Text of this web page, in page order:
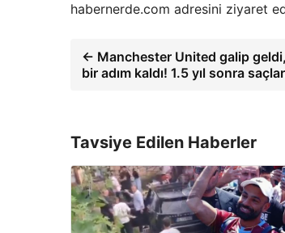
habernerde.com adresini ziyaret
← Manchester United galip
bir adım kaldı! 1.5 yıl sonra
Tavsiye Edilen Haberler